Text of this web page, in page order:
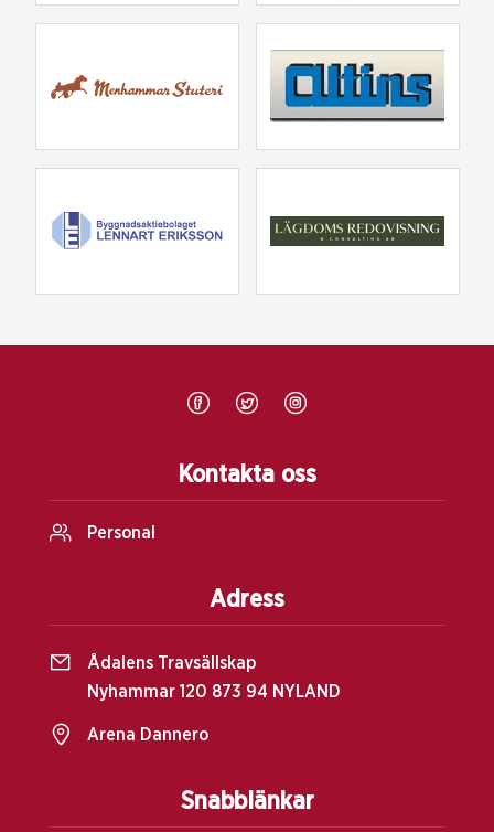
Snabblänkar
Kontakta oss
Personal
Adress
Ådalens Travsällskap
Nyhammar 120 873 94 NYLAND
Arena Dannero